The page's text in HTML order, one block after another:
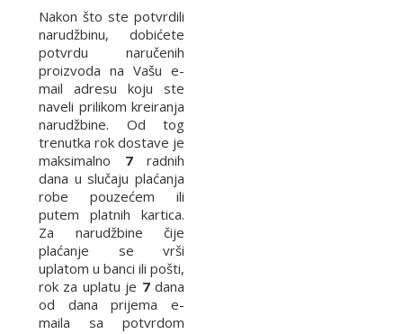
Nakon što ste potvrdili
narudžbinu, dobićete
potvrdu naručenih
proizvoda na Vašu e-
mail adresu koju ste
naveli prilikom kreiranja
narudžbine. Od tog
trenutka rok dostave je
maksimalno 7radnih
dana u slučaju plaćanja
robe pouzećem ili
putem platnih kartica.
Za narudžbine čije
plaćanje se vrši
uplatom u banci ili pošti,
rok za uplatu je 7dana
od dana prijema e-
maila sa potvrdom